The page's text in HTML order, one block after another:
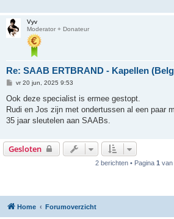
Vyv
Moderator + Donateur
Re: SAAB ERTBRAND - Kapellen
B
r
c
h
vr 20 jun, 2025 9:53
Ook deze specialist is ermee gestopt.
Rudi en Jos zijn met ondertussen al een paar
35 jaar sleutelen aan SAABs.
Gesloten
2 berichten • Pagina 1 van
Home Forumoverzicht